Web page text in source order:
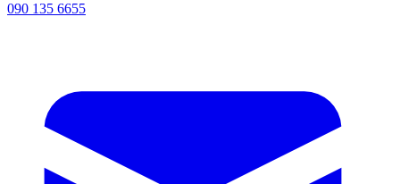
090 135 6655